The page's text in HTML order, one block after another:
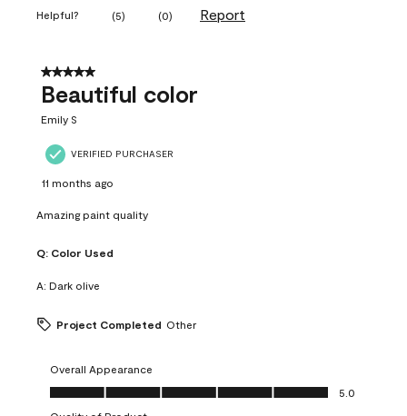
Helpful? (5) (0) Report
5 out of 5 stars.
Beautiful color
Emily S
VERIFIED PURCHASER
11 months ago
Amazing paint quality
Q: Color Used
A: Dark olive
Project Completed Other
Overall Appearance
Overall Appearance, 5.0 out of 5
5.0